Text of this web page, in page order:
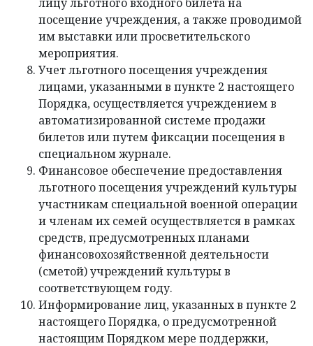
посещение учреждения, а также проводимой
им выставки или просветительского
мероприятия.
Учет льготного посещения учреждения
лицами, указанными в пункте 2 настоящего
Порядка, осуществляется учреждением в
автоматизированной системе продажи
билетов или путем фиксации посещения в
специальном журнале.
Финансовое обеспечение предоставления
льготного посещения учреждений культуры
участникам специальной военной операции
и членам их семей осуществляется в рамках
средств, предусмотренных планами
финансовохозяйственной деятельности
(сметой) учреждений культуры в
соответствующем году.
Информирование лиц, указанных в пункте 2
настоящего Порядка, о предусмотренной
настоящим Порядком мере поддержки,